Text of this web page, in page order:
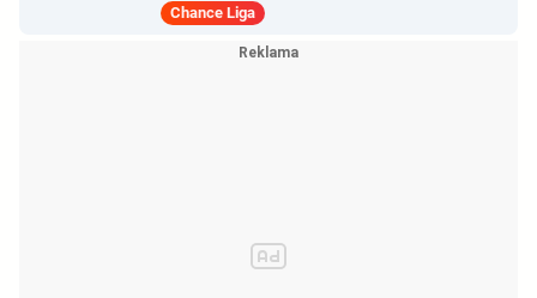
dostal dárek
Chance Liga